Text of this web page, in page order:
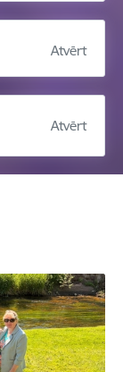
Atvērt
Atvērt